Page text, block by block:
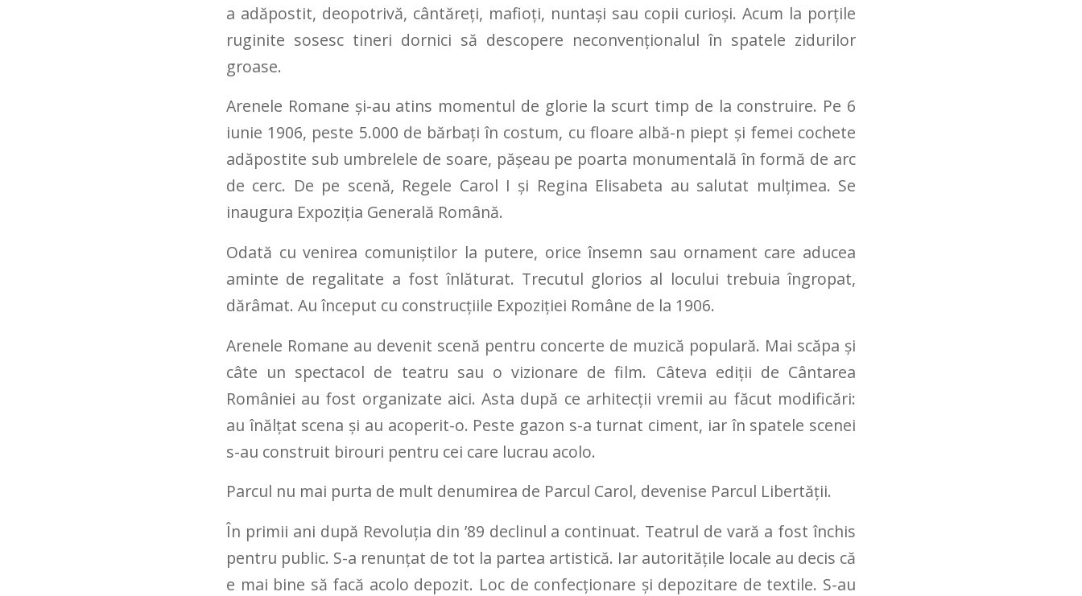
a adăpostit, deopotrivă, cântăreți, mafioți, nuntași sau copii curioși. Acum la porțile
ruginite sosesc tineri dornici să descopere neconvenţionalul în spatele zidurilor
groase.
Arenele Romane și-au atins momentul de glorie la scurt timp de la construire. Pe 6
iunie 1906, peste 5.000 de bărbați în costum, cu floare albă-n piept și femei cochete
adăpostite sub umbrelele de soare, pășeau pe poarta monumentală în formă de arc
de cerc. De pe scenă, Regele Carol I și Regina Elisabeta au salutat mulțimea. Se
inaugura Expoziția Generală Română.
Odată cu venirea comuniștilor la putere, orice însemn sau ornament care aducea
aminte de regalitate a fost înlăturat. Trecutul glorios al locului trebuia îngropat,
dărâmat. Au început cu construcțiile Expoziției Române de la 1906.
Arenele Romane au devenit scenă pentru concerte de muzică populară. Mai scăpa și
câte un spectacol de teatru sau o vizionare de film. Câteva ediții de Cântarea
României au fost organizate aici. Asta după ce arhitecții vremii au făcut modificări:
au înălțat scena și au acoperit-o. Peste gazon s-a turnat ciment, iar în spatele scenei
s-au construit birouri pentru cei care lucrau acolo.
Parcul nu mai purta de mult denumirea de Parcul Carol, devenise Parcul Libertății.
În primii ani după Revoluția din ’89 declinul a continuat. Teatrul de vară a fost închis
pentru public. S-a renunțat de tot la partea artistică. Iar autoritățile locale au decis că
e mai bine să facă acolo depozit. Loc de confecționare și depozitare de textile. S-au